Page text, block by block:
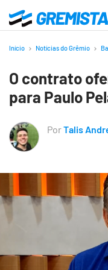
para
principal
Gremistas
Início Notícias do Grêmio
O contrato
para Paulo
PorTalis